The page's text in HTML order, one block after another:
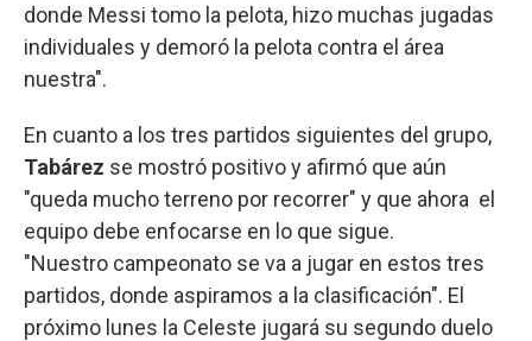
donde Messi tomo la pelota, hizo muchas jugadas
individuales y demoró la pelota contra el área
nuestra".
En cuanto a los tres partidos siguientes del grupo,
Tabárez se mostró positivo y afirmó que aún
"queda mucho terreno por recorrer" y que ahora el
equipo debe enfocarse en lo que sigue.
"Nuestro campeonato se va a jugar en estos tres
partidos, donde aspiramos a la clasificación". El
próximo lunes la Celeste jugará su segundo duelo